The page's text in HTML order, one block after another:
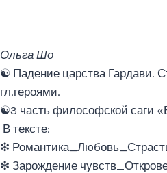
Ольга Шо
☯︎︎ Падение царства Гардави.
гл.героями.︎
☯︎3 часть философской саги
В тексте:
❇︎︎
❇︎︎ Зарождение